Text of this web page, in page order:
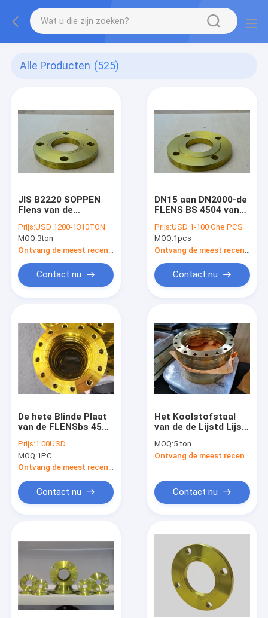
Alle Producten (525)
JIS B2220 SOPPEN
Flens van de
Cs SS van SOH 5K
10K 16K de ZO Blinde
Prijs:USD 1200-1310TON
MOQ:3ton
Contact nu
DN15 aan DN2000-de
FLENS BS 4504 van
Gegalvaniseerde
Onderdompeling van
PN10 PN16 ST37.2
Prijs:USD 1-100 One PCS
MOQ:1pcs
Contact nu
De hete Blinde Plaat
van de FLENSbs 4504
PN25 PN40 SORF van
het Smeedstukstaal
Prijs:1.00USD
MOQ:1PC
Contact nu
Het Koolstofstaal
van de de Lijstd Lijst
1123 Flens 600kpa
1000kpa 1600kpa
MOQ:5 ton
Contact nu